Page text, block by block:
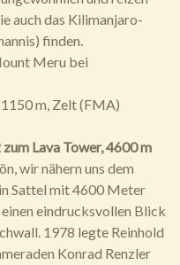
auch das Kilimanjaro-
finden.
Meru bei
m, Zelt (FMA)
Lava Tower, 4600 m
wir nähern uns dem
Sattel mit 4600 Meter
eindrucksvollen Blick
1978 legte Reinhold
Konrad Renzler